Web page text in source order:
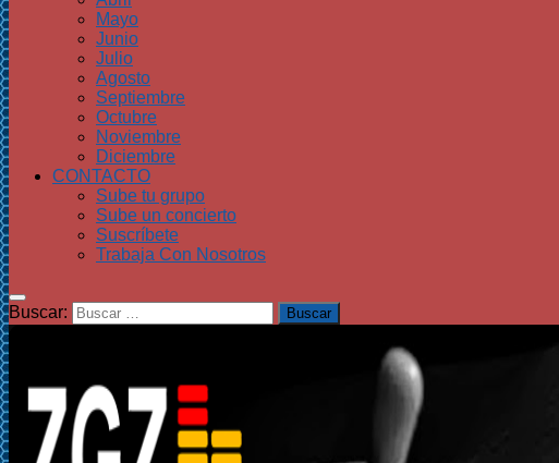
Mayo
Junio
Julio
Agosto
Septiembre
Octubre
Noviembre
Diciembre
CONTACTO
Sube tu grupo
Sube un concierto
Suscríbete
Trabaja Con Nosotros
Buscar: